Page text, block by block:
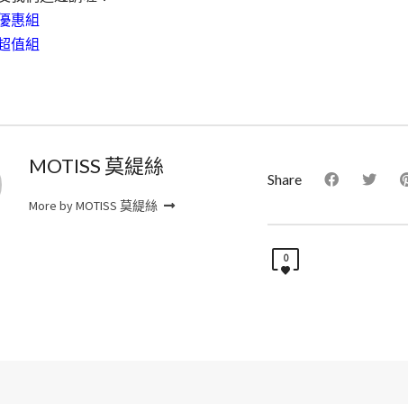
惠組
值組
MOTISS 莫緹絲
More by MOTISS 莫緹絲
Share
0